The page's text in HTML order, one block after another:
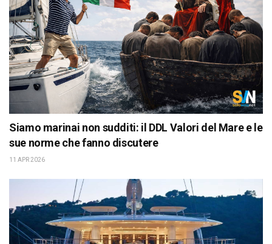
Siamo marinai non sudditi: il DDL Valori del Mare e le
sue norme che fanno discutere
11 APR 2026